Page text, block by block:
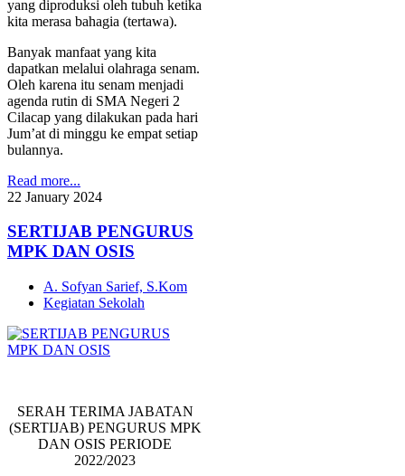
yang diproduksi oleh tubuh ketika
kita merasa bahagia (tertawa).
Banyak manfaat yang kita
dapatkan melalui olahraga senam.
Oleh karena itu senam menjadi
agenda rutin di SMA Negeri 2
Cilacap yang dilakukan pada hari
Jum’at di minggu ke empat setiap
bulannya.
Read more...
22 January 2024
SERTIJAB PENGURUS
MPK DAN OSIS
A. Sofyan Sarief, S.Kom
Kegiatan Sekolah
SERAH TERIMA JABATAN
(SERTIJAB) PENGURUS MPK
DAN OSIS PERIODE
2022/2023